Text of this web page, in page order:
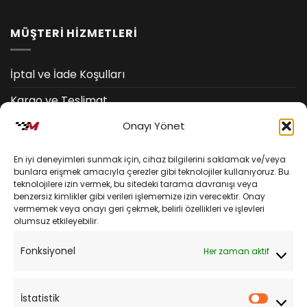
Onayı Yönet
En iyi deneyimleri sunmak için, cihaz bilgilerini saklamak ve/veya
bunlara erişmek amacıyla çerezler gibi teknolojiler kullanıyoruz. Bu
teknolojilere izin vermek, bu sitedeki tarama davranışı veya
benzersiz kimlikler gibi verileri işlememize izin verecektir. Onay
vermemek veya onayı geri çekmek, belirli özellikleri ve işlevleri
olumsuz etkileyebilir.
Fonksiyonel Her zaman aktif
İstatistik
MÜŞTERİ HİZMETLERİ
İptal ve İade Koşulları
Kargo ve Teslimat
Kişisel Verilerin Korunması
Mesafeli Satış Sözleşmesi
YARDIM
Sipariş Takibi